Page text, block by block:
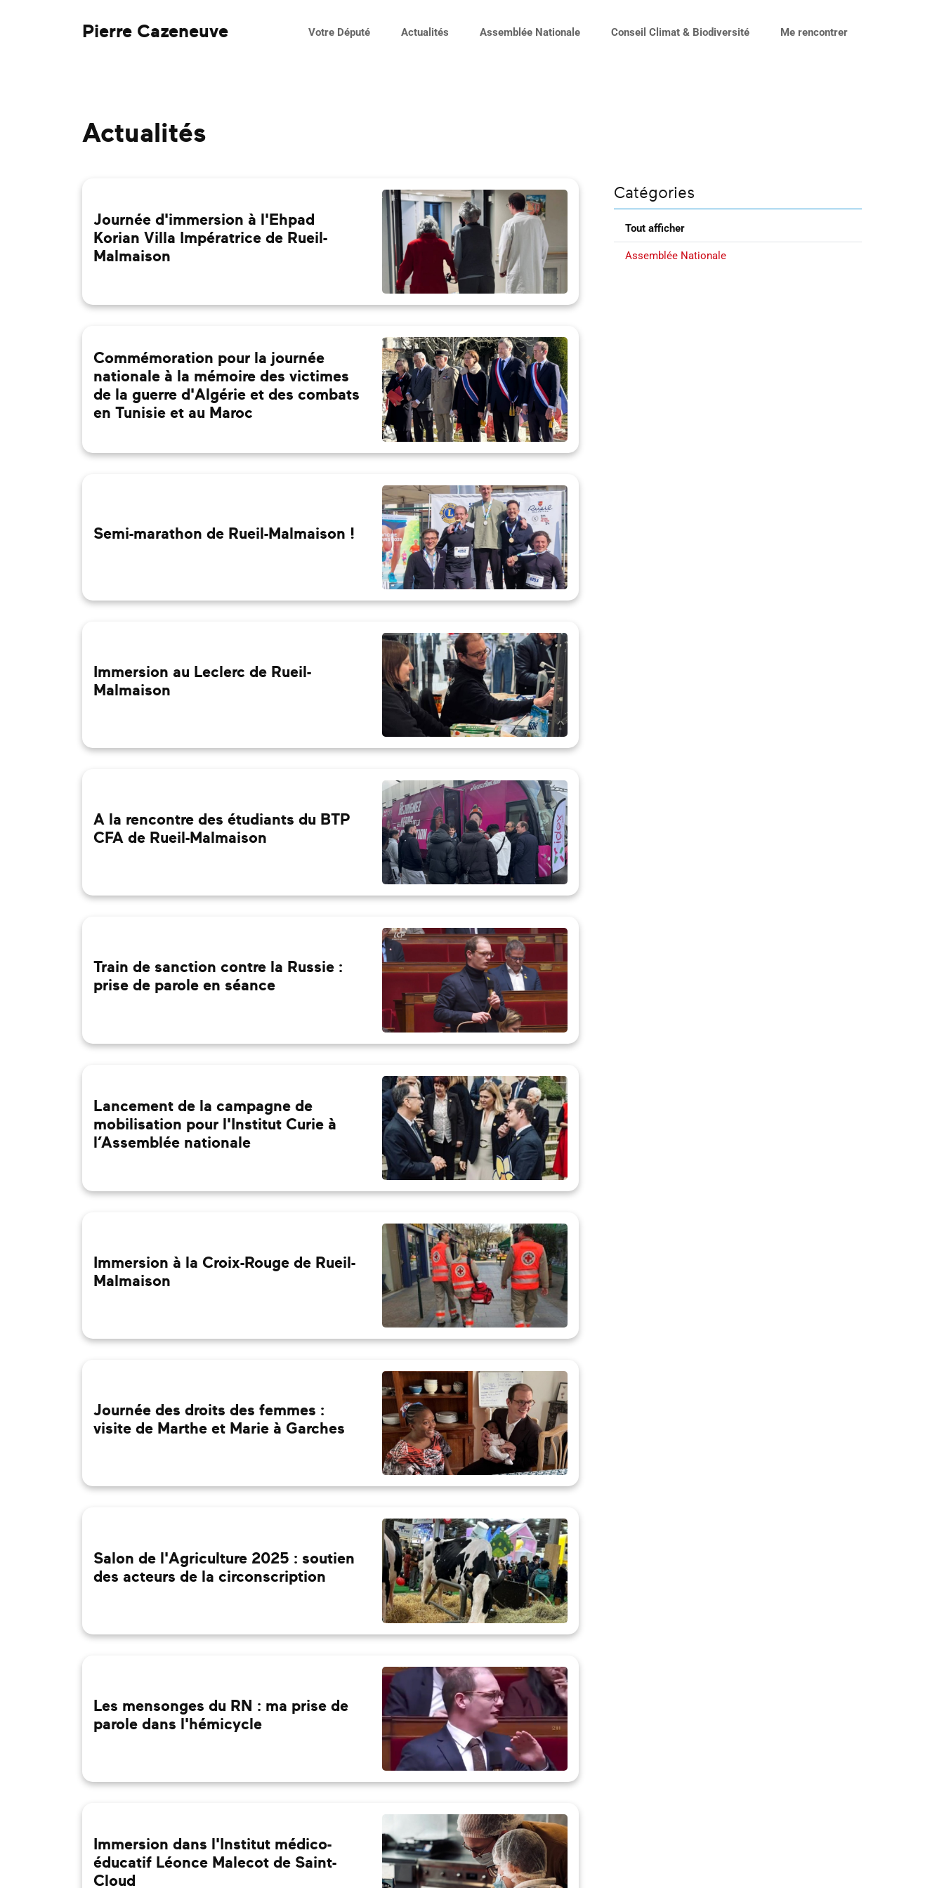
Pierre Cazeneuve Votre Député Actualités Assemblée Nationale Conseil Climat & Biodiversité Me rencontrer
Actualités
Journée d'immersion à l'Ehpad
Korian Villa Impératrice de Rueil-
Malmaison
Commémoration pour la journée
nationale à la mémoire des victimes
de la guerre d'Algérie et des combats
en Tunisie et au Maroc
Semi-marathon de Rueil-Malmaison !
Immersion au Leclerc de Rueil-
Malmaison
A la rencontre des étudiants du BTP
CFA de Rueil-Malmaison
Train de sanction contre la Russie :
prise de parole en séance
Lancement de la campagne de
mobilisation pour l'Institut Curie à
l’Assemblée nationale
Immersion à la Croix-Rouge de Rueil-
Malmaison
Journée des droits des femmes :
visite de Marthe et Marie à Garches
Salon de l'Agriculture 2025 : soutien
des acteurs de la circonscription
Les mensonges du RN : ma prise de
parole dans l'hémicycle
Immersion dans l'Institut médico-
éducatif Léonce Malecot de Saint-
Cloud
Catégories
Tout afficher
Assemblée Nationale